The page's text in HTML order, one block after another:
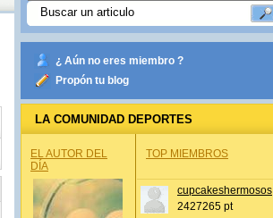
¿ Aún no eres miembro ?
Propón tu blog
LA COMUNIDAD DEPORTES
EL AUTOR DEL
DÍA
TOP MIEMBROS
cupcakeshermosos
2427265 pt